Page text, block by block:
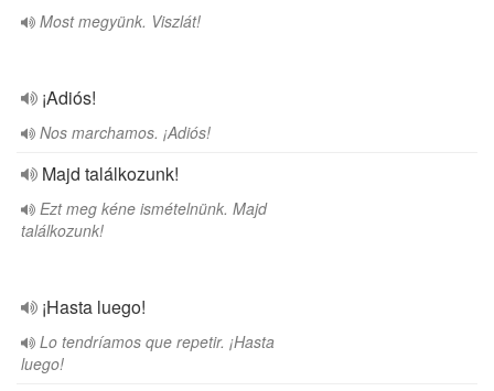
Most megyünk. Viszlát!
¡Adiós!
Nos marchamos. ¡Adiós!
Majd találkozunk!
Ezt meg kéne ismételnünk. Majd
találkozunk!
¡Hasta luego!
Lo tendríamos que repetir. ¡Hasta
luego!